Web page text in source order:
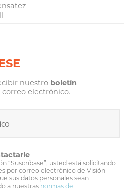
nuestro boletín
correo electrónico.
“Suscríbase”, usted está solicitando
por correo electrónico de Visión
sus datos personales sean
a nuestras normas de